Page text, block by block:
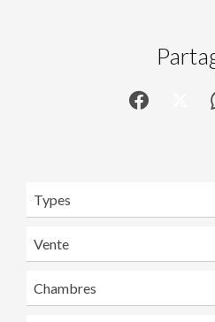
Types
Vente
Chambres